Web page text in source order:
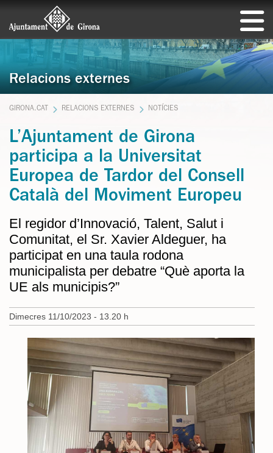
Relacions externes
GIRONA.CAT RELACIONS EXTERNES NOTÍCIES
L’Ajuntament de Girona
participa a la Universitat
Europea de Tardor del Consell
Català del Moviment Europeu
El regidor d’Innovació, Talent, Salut i
Comunitat, el Sr. Xavier Aldeguer, ha
participat en una taula rodona
municipalista per debatre “Què aporta la
UE als municipis?”
Dimecres 11/10/2023 - 13.20 h